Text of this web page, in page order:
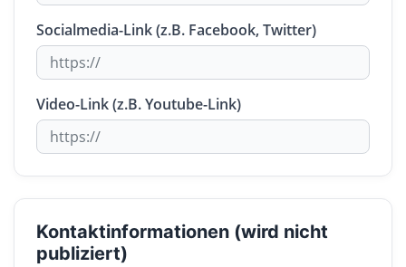
Socialmedia-Link (z.B. Facebook, Twitter)
Video-Link (z.B. Youtube-Link)
Kontaktinformationen (wird nicht
publiziert)